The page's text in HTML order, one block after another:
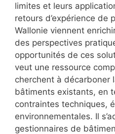
limites et leurs
retours d’expérience de
Wallonie viennent
des perspectives
opportunités de ces
veut une ressource
cherchent à décarboner
bâtiments existants, en
contraintes techniques,
environnementales. Il
gestionnaires de